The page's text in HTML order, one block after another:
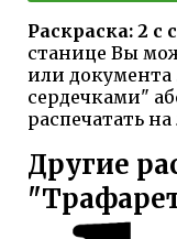
Раскраска: 2 с
станице Вы
или документа
сердечками"
распечатать
Другие